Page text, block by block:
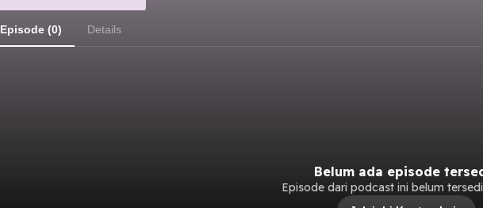
Episode (0) Details
Belum ada episode
Episode dari podcast ini belum